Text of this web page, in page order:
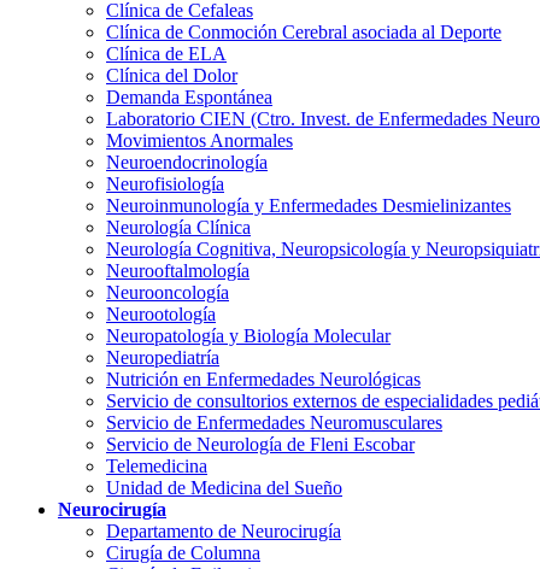
Clínica de Cefaleas
Clínica de Conmoción Cerebral asociada al Deporte
Clínica de ELA
Clínica del Dolor
Demanda Espontánea
Laboratorio CIEN (Ctro. Invest. de Enfermedades
Movimientos Anormales
Neuroendocrinología
Neurofisiología
Neuroinmunología y Enfermedades Desmielinizantes
Neurología Clínica
Neurología Cognitiva, Neuropsicología y
Neurooftalmología
Neurooncología
Neurootología
Neuropatología y Biología Molecular
Neuropediatría
Nutrición en Enfermedades Neurológicas
Servicio de consultorios externos de especialidades
Servicio de Enfermedades Neuromusculares
Servicio de Neurología de Fleni Escobar
Telemedicina
Unidad de Medicina del Sueño
Neurocirugía
Departamento de Neurocirugía
Cirugía de Columna